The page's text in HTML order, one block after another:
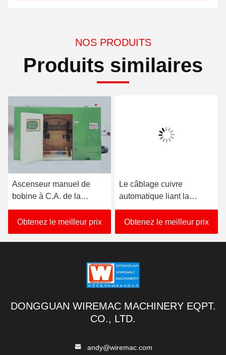
NOS PRODUITS
Produits similaires
Ascenseur manuel de
bobine à C.A. de la
toronneuse de câble de
PVC de GV 20HP
Obtenez le meilleur prix
Le câblage cuivre
automatique liant la
machine 3350KG axent la
taille 850mm
Obtenez le meilleur prix
DONGGUAN WIREMAC MACHINERY EQPT.
CO., LTD.
andy@wiremac.com